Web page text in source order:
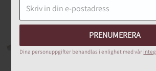
PRENUMERERA
Dina personuppgifter behandlas i enlighet med vår